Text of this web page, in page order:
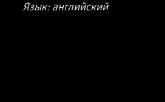
Язык: английский